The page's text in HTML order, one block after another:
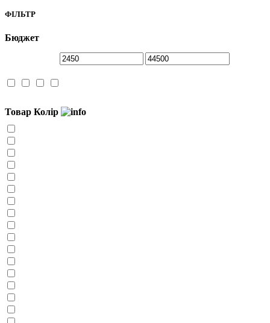
ФІЛЬТР
Бюджет
Товар Колір